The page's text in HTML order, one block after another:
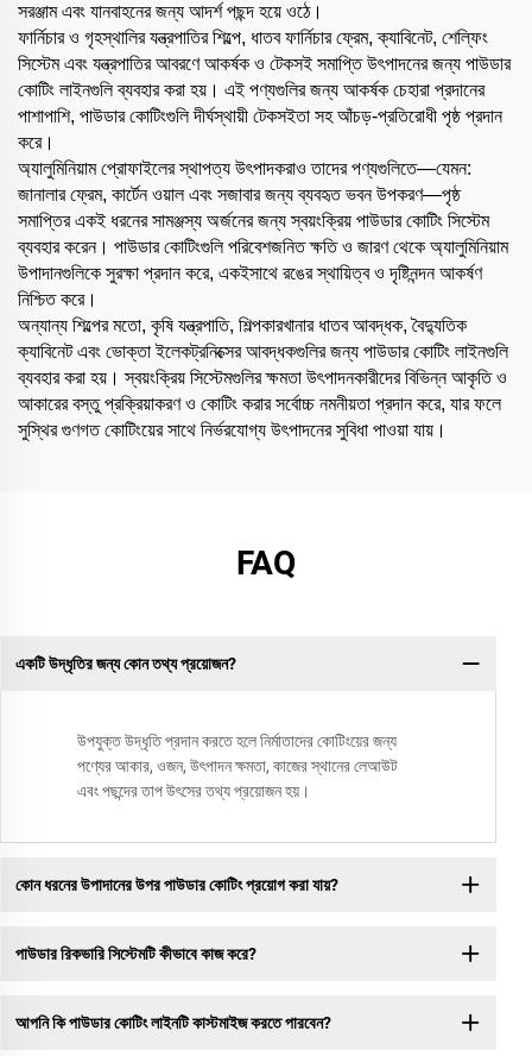
সরঞ্জাম এবং যানবাহনের জন্য আদর্শ পছন্দ হয়ে ওঠে।
ফার্নিচার ও গৃহস্থালির যন্ত্রপাতির শিল্পে, ধাতব ফার্নিচার ফ্রেম, ক্যাবিনেট, শেল্ফিং
সিস্টেম এবং যন্ত্রপাতির আবরণে আকর্ষক ও টেকসই সমাপ্তি উৎপাদনের জন্য পাউডার
কোটিং লাইনগুলি ব্যবহার করা হয়। এই পণ্যগুলির জন্য আকর্ষক চেহারা প্রদানের
পাশাপাশি, পাউডার কোটিংগুলি দীর্ঘস্থায়ী টেকসইতা সহ আঁচড়-প্রতিরোধী পৃষ্ঠ প্রদান
করে।
অ্যালুমিনিয়াম প্রোফাইলের স্থাপত্য উৎপাদকরাও তাদের পণ্যগুলিতে—যেমন:
জানালার ফ্রেম, কার্টেন ওয়াল এবং সজাবার জন্য ব্যবহৃত ভবন উপকরণ—পৃষ্ঠ
সমাপ্তির একই ধরনের সামঞ্জস্য অর্জনের জন্য স্বয়ংক্রিয় পাউডার কোটিং সিস্টেম
ব্যবহার করেন। পাউডার কোটিংগুলি পরিবেশজনিত ক্ষতি ও জারণ থেকে অ্যালুমিনিয়াম
উপাদানগুলিকে সুরক্ষা প্রদান করে, একইসাথে রঙের স্থায়িত্ব ও দৃষ্টিনন্দন আকর্ষণ
নিশ্চিত করে।
অন্যান্য শিল্পের মতো, কৃষি যন্ত্রপাতি, শিল্পকারখানার ধাতব আবদ্ধক, বৈদ্যুতিক
ক্যাবিনেট এবং ভোক্তা ইলেকট্রনিক্সের আবদ্ধকগুলির জন্য পাউডার কোটিং লাইনগুলি
ব্যবহার করা হয়। স্বয়ংক্রিয় সিস্টেমগুলির ক্ষমতা উৎপাদনকারীদের বিভিন্ন আকৃতি ও
আকারের বস্তু প্রক্রিয়াকরণ ও কোটিং করার সর্বোচ্চ নমনীয়তা প্রদান করে, যার ফলে
সুস্থির গুণগত কোটিংয়ের সাথে নির্ভরযোগ্য উৎপাদনের সুবিধা পাওয়া যায়।
FAQ
একটি উদ্ধৃতির জন্য কোন তথ্য প্রয়োজন?
উপযুক্ত উদ্ধৃতি প্রদান করতে হলে নির্মাতাদের কোটিংয়ের জন্য
পণ্যের আকার, ওজন, উৎপাদন ক্ষমতা, কাজের স্থানের লেআউট
এবং পছন্দের তাপ উৎসের তথ্য প্রয়োজন হয়।
কোন ধরনের উপাদানের উপর পাউডার কোটিং প্রয়োগ করা যায়?
পাউডার রিকভারি সিস্টেমটি কীভাবে কাজ করে?
আপনি কি পাউডার কোটিং লাইনটি কাস্টমাইজ করতে পারবেন?